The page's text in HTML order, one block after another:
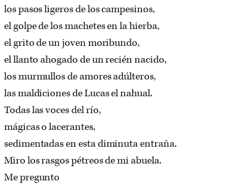
los pasos ligeros de los campesinos,
el golpe de los machetes en la hierba,
el grito de un joven moribundo,
el llanto ahogado de un recién nacido,
los murmullos de amores adúlteros,
las maldiciones de Lucas el nahual.
Todas las voces del río,
mágicas o lacerantes,
sedimentadas en esta diminuta entraña.
Miro los rasgos pétreos de mi abuela.
Me pregunto